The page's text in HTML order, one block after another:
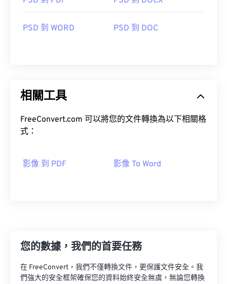
PSD 到 WORD PSD 到 DOC
相關工具
FreeConvert.com 可以將您的文件轉換為以下相關格
式：
影像 到 PDF 影像 To Word
您的數據，我們的首要任務
在 FreeConvert，我們不僅轉換文件，更保護文件安全。我
們強大的安全框架確保您的資料始終安全無虞，無論您轉換